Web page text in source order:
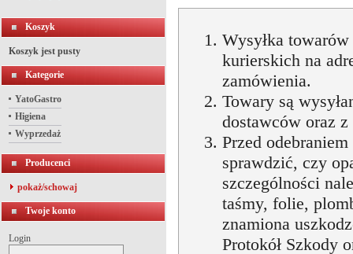
Koszyk
Koszyk jest pusty
Kategorie
YatoGastro
Higiena
Wyprzedaż
Producenci
pokaż/schowaj
Twoje konto
Login
Wysyłka
kurierskich na
zamówienia.
Towary są
dostawców oraz
Przed
sprawdzić, czy
szczególności
taśmy, folie,
znamiona
Protokół Szkody